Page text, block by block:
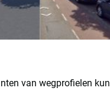
van wegprofielen